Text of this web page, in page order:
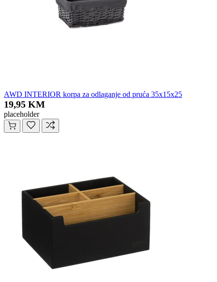
AWD INTERIOR korpa za odlaganje od pruća 35x15x25
19,95 KM
placeholder